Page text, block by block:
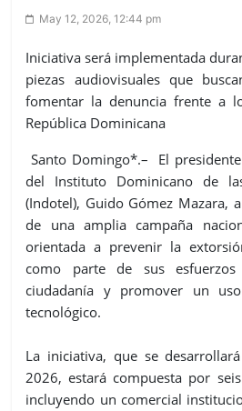
May 12, 2026, 12:44 pm
Iniciativa será implementada
piezas audiovisuales que
fomentar la denuncia frente a
República Dominicana
Santo Domingo*.– El
del Instituto Dominicano de
(Indotel), Guido Gómez Mazara,
de una amplia campaña
orientada a prevenir la
como parte de sus
ciudadanía y promover un
tecnológico.
La iniciativa, que se
2026, estará compuesta por
incluyendo un comercial